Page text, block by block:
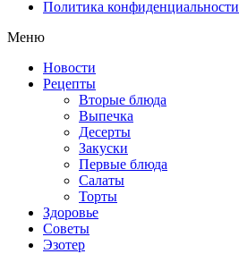
Политика конфиденциальности
Меню
Новости
Рецепты
Вторые блюда
Выпечка
Десерты
Закуски
Первые блюда
Салаты
Торты
Здоровье
Советы
Эзотер